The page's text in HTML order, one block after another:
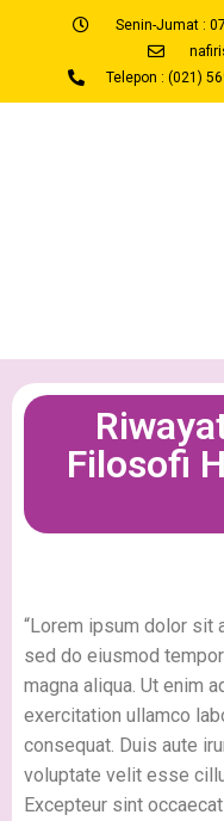
Senin-Jumat :
Telepon : (021)
Filosofi
“Lorem ipsum dolor sit
sed do eiusmod
magna aliqua. Ut enim
exercitation ullamco
consequat. Duis aute
voluptate velit esse
Excepteur sint